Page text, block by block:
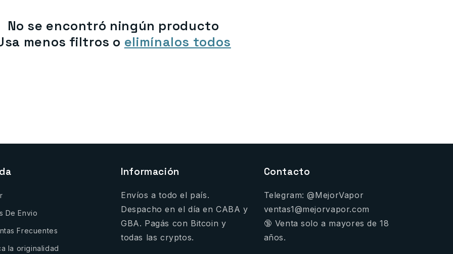
No se encontró ningún producto
menos filtros o elimínalos todos
De Envio
Frecuentes
la originalidad
Información
Envíos a todo el país.
Despacho en el día en CABA y
GBA. Pagás con Bitcoin y
todas las cryptos.
Contacto
Telegram: @MejorVapor
ventas1@mejorvapor.com
🔞 Venta solo a mayores de 18
años.